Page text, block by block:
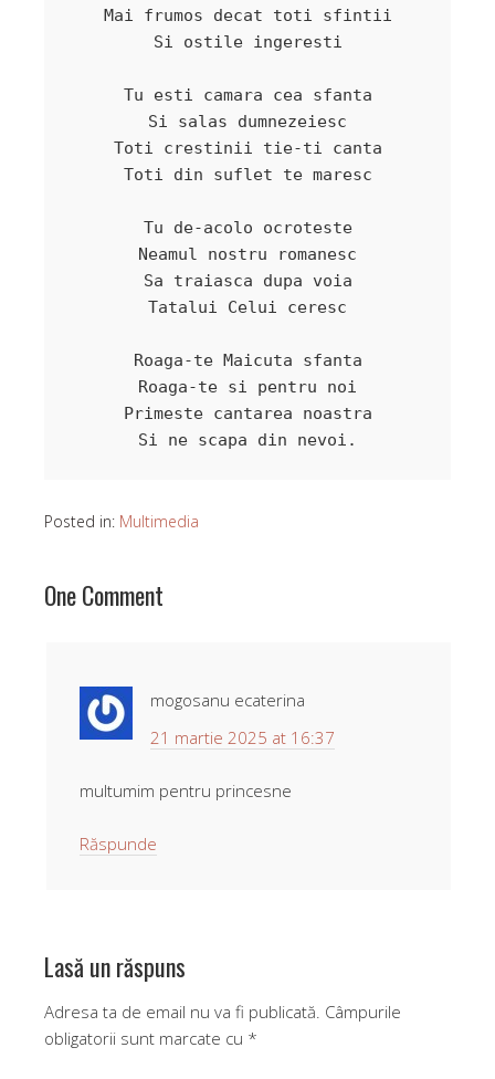
Mai frumos decat toti sfintii
Si ostile ingeresti
Tu esti camara cea sfanta
Si salas dumnezeiesc
Toti crestinii tie-ti canta
Toti din suflet te maresc
Tu de-acolo ocroteste
Neamul nostru romanesc
Sa traiasca dupa voia
Tatalui Celui ceresc
Roaga-te Maicuta sfanta
Roaga-te si pentru noi
Primeste cantarea noastra
Si ne scapa din nevoi.
Posted in: Multimedia
One Comment
mogosanu ecaterina
21 martie 2025 at 16:37
multumim pentru princesne
Răspunde
Lasă un răspuns
Adresa ta de email nu va fi publicată. Câmpurile
obligatorii sunt marcate cu *